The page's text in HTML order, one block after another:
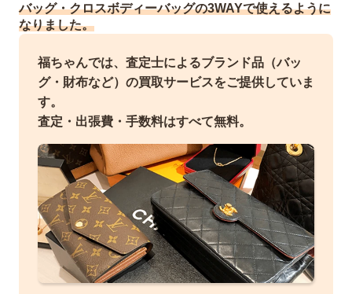
バッグ・クロスボディーバッグの3WAYで使えるように
なりました。
福ちゃんでは、査定士によるブランド品（バッ
グ・財布など）の買取サービスをご提供していま
す。
査定・出張費・手数料はすべて無料。